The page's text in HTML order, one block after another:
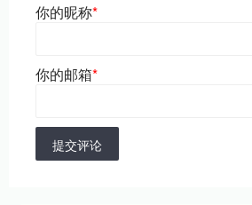
你的昵称*
你的邮箱*
提交评论